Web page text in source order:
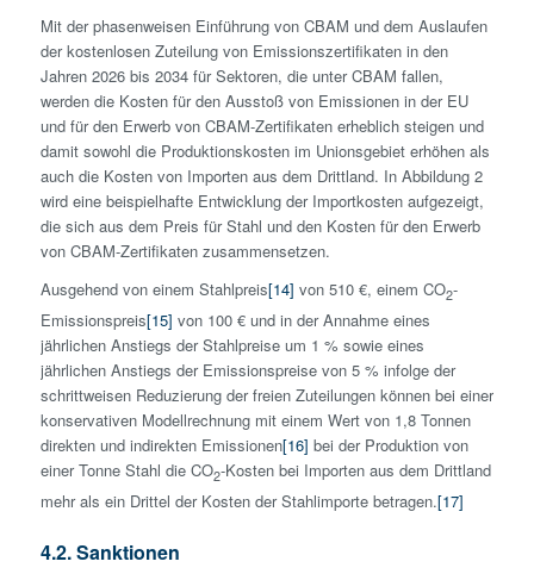
Mit der phasenweisen Einführung von CBAM und dem Auslaufen
der kostenlosen Zuteilung von Emissionszertifikaten in den
Jahren 2026 bis 2034 für Sektoren, die unter CBAM fallen,
werden die Kosten für den Ausstoß von Emissionen in der EU
und für den Erwerb von CBAM-Zertifikaten erheblich steigen und
damit sowohl die Produktionskosten im Unionsgebiet erhöhen als
auch die Kosten von Importen aus dem Drittland. In Abbildung 2
wird eine beispielhafte Entwicklung der Importkosten aufgezeigt,
die sich aus dem Preis für Stahl und den Kosten für den Erwerb
von CBAM-Zertifikaten zusammensetzen.
Ausgehend von einem Stahlpreis[14] von 510 €, einem CO2-
Emissionspreis[15] von 100 € und in der Annahme eines
jährlichen Anstiegs der Stahlpreise um 1 % sowie eines
jährlichen Anstiegs der Emissionspreise von 5 % infolge der
schrittweisen Reduzierung der freien Zuteilungen können bei einer
konservativen Modellrechnung mit einem Wert von 1,8 Tonnen
direkten und indirekten Emissionen[16] bei der Produktion von
einer Tonne Stahl die CO2-Kosten bei Importen aus dem Drittland
mehr als ein Drittel der Kosten der Stahlimporte betragen.[17]
4.2. Sanktionen